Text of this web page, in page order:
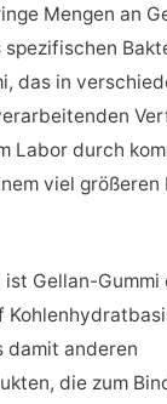
Mengen an
das in
Labor durch
viel größeren
Gellan-Gummi
damit anderen
die zum